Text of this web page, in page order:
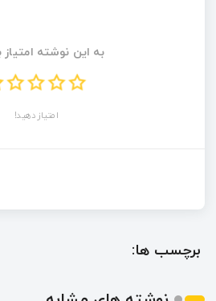
به این نوشته
امتیاز دهید!
برچسب ها: